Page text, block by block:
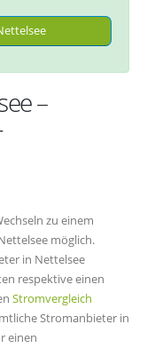
–
zu einem
möglich.
in Nettelsee
respektive einen
Stromvergleich
Stromanbieter in
einen